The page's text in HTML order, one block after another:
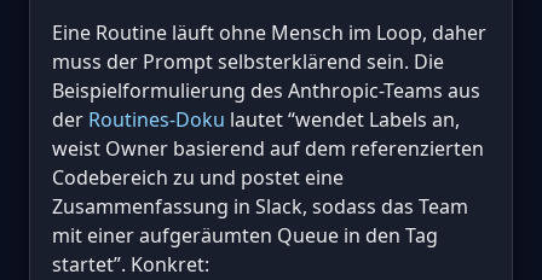
Eine Routine läuft ohne Mensch im Loop, daher
muss der Prompt selbsterklärend sein. Die
Beispielformulierung des Anthropic-Teams aus
der Routines-Doku lautet “wendet Labels an,
weist Owner basierend auf dem referenzierten
Codebereich zu und postet eine
Zusammenfassung in Slack, sodass das Team
mit einer aufgeräumten Queue in den Tag
startet”. Konkret: